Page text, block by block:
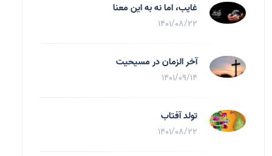
غایب، اما نه به اين معنا
1401/08/22
آخر الزمان در مسیحیت
1401/09/14
تولد آفتاب
1401/08/22